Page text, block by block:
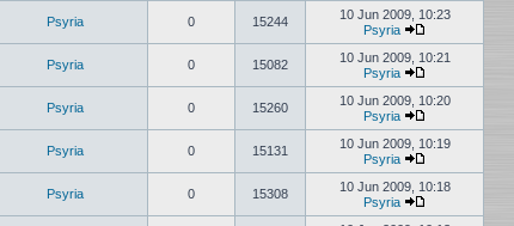
Beitrag
Psyria 0 15244
10 Jun 2009, 10:23
Psyria
Neuester
Beitrag
Psyria 0 15082
10 Jun 2009, 10:21
Psyria
Neuester
Beitrag
Psyria 0 15260
10 Jun 2009, 10:20
Psyria
Neuester
Beitrag
Psyria 0 15131
10 Jun 2009, 10:19
Psyria
Neuester
Beitrag
Psyria 0 15308
10 Jun 2009, 10:18
Psyria
Neuester